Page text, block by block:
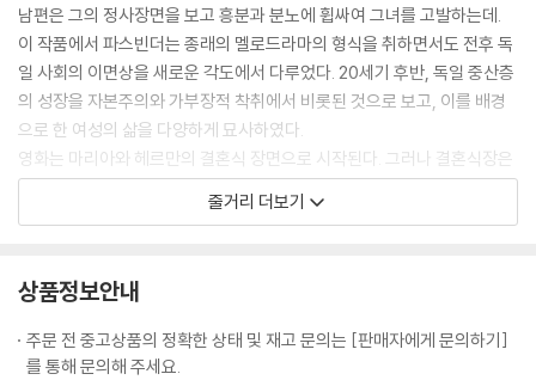
남편은 그의 정사장면을 보고 흥분과 분노에 휩싸여 그녀를 고발하는데.
이 작품에서 파스빈더는 종래의 멜로드라마의 형식을 취하면서도 전후 독
일 사회의 이면상을 새로운 각도에서 다루었다. 20세기 후반, 독일 중산층
의 성장을 자본주의와 가부장적 착취에서 비롯된 것으로 보고, 이를 배경
으로 한 여성의 삶을 다양하게 묘사하였다.
영화는 마리아와 헤르만의 결혼식 장면으로 시작된다. 그러나 결혼식장은
폭격으로 아수라장이 된다. 이튿날 헤르만은 전쟁터로 나간다. 전쟁이 끝
나자, 마리아는 헤르만이 전사했다는 소식을 접하게 된다.
헤르만은 브라운의 살인죄를 자신이 뒤집어쓴 채 감옥으로 간다. 마리아는
사업가인 오스발트와 새로운 관계를 맺고 삶을 꾸려 나가면서 부를 축적한
다. 그러나 헤르만은 출옥을 한 뒤에도 끝내 그녀에게 돌아오지 않는다. 그
줄거리 더보기
상품정보안내
주문 전 중고상품의 정확한 상태 및 재고 문의는 [판매자에게 문의하기]
를 통해 문의해 주세요.